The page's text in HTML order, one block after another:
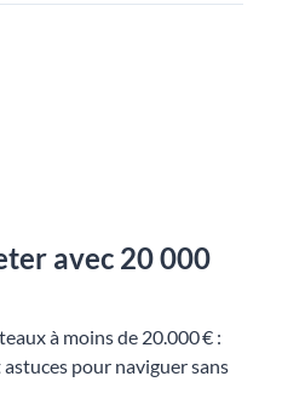
avec 20 000
à moins de 20.000 € :
pour naviguer sans